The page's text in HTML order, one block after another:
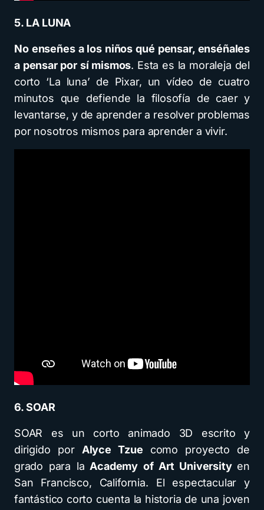
5. LA LUNA
No enseñes a los niños qué pensar, enséñales
a pensar por sí mismos. Esta es la moraleja del
corto ‘La luna’ de Pixar, un vídeo de cuatro
minutos que defiende la filosofía de caer y
levantarse, y de aprender a resolver problemas
por nosotros mismos para aprender a vivir.
6. SOAR
SOAR es un corto animado 3D escrito y
dirigido por Alyce Tzue como proyecto de
grado para la Academy of Art University en
San Francisco, California. El espectacular y
fantástico corto cuenta la historia de una joven